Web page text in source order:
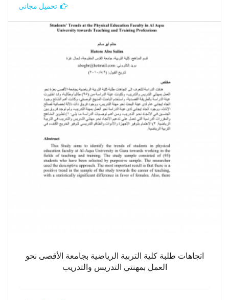
تحميل مجاني
اتجاهات طلبة كلية التربية الرياضية بجامعة الأقصى نحو
العمل بمهنتي التدريس والتدريب